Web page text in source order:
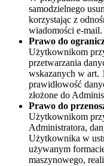
samodzielnego
korzystając z
wiadomości e-mail.
Prawo do
Użytkownikom
przetwarzania
wskazanych w art.
prawidłowość
złożone do
Prawo do
Użytkownikom
Administratora,
Użytkownika w
używanym
maszynowego,